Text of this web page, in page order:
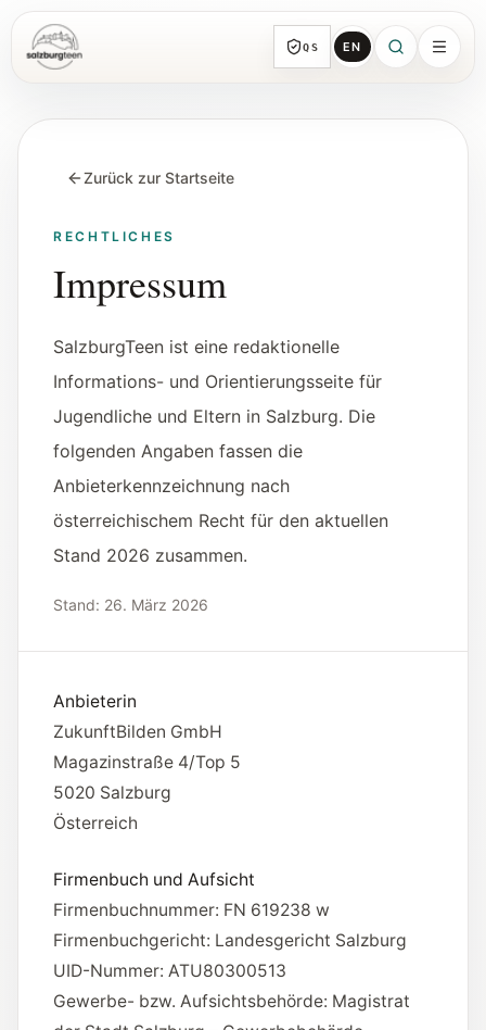
SalzburgTeen QS EN
Rubriken
Guides und direkten Einstiegen.
Suche
Von jeder Seite direkt zur nächsten
brauchbaren Spur.
Jugendrelevante Termine, Schnupperstunden
und geprüfte Einreichungen.
Tools
Interaktive Planer und schnelle
Hilfe
Updates
Was neu, geprüft oder erweitert wurde.
Zurück zur Startseite
RECHTLICHES
Impressum
SalzburgTeen ist eine redaktionelle
Informations- und Orientierungsseite für
Jugendliche und Eltern in Salzburg. Die
folgenden Angaben fassen die
Anbieterkennzeichnung nach
österreichischem Recht für den aktuellen
Stand 2026 zusammen.
Stand: 26. März 2026
Anbieterin
ZukunftBilden GmbH
Magazinstraße 4/Top 5
5020 Salzburg
Österreich
Firmenbuch und Aufsicht
Firmenbuchnummer: FN 619238 w
Firmenbuchgericht: Landesgericht Salzburg
UID-Nummer: ATU80300513
Gewerbe- bzw. Aufsichtsbehörde: Magistrat